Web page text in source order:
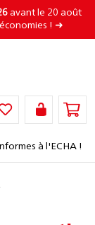
avant le 20 août
! ➜
à l'ECHA !